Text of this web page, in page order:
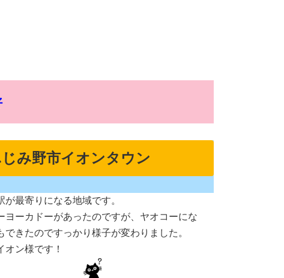
み野市イオンタウン
最寄りになる地域です。
ヨーカドーがあったのですが、ヤオコーにな
できたのですっかり様子が変わりました。
ン様です！